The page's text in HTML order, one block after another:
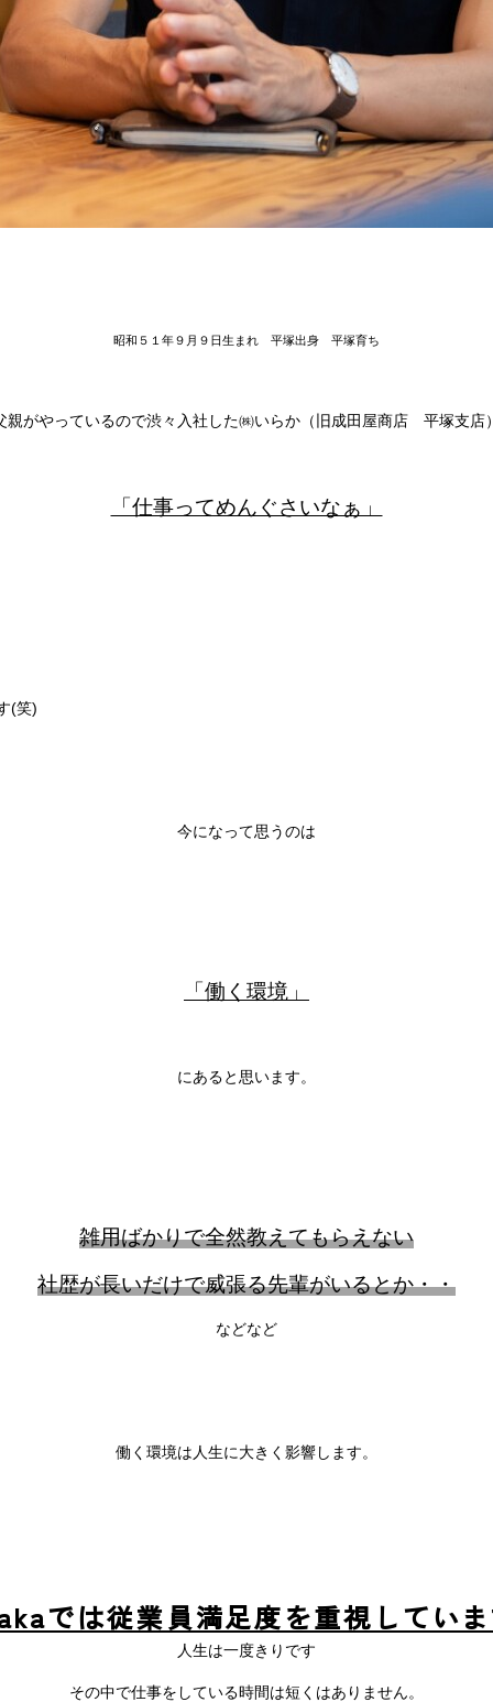
昭和５１年９月９日生まれ 平塚出身 平塚育ち
親がやっているので渋々入社した㈱いらか（旧成田屋商店 平塚支店
「仕事ってめんぐさいなぁ」
(笑)
今になって思うのは
「働く環境」
にあると思います。
雑用ばかりで全然教えてもらえない
社歴が長いだけで威張る先輩がいるとか・・
などなど
働く環境は人生に大きく影響します。
では従業員満足度を重視してい
人生は一度きりです
その中で仕事をしている時間は短くはありません。